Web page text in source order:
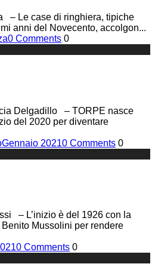
– Le case di ringhiera, tipiche
anni del Novecento, accolgon...
0 Comments 0
Delgadillo – TORPE nasce
del 2020 per diventare
Gennaio 20210 Comments 0
– L’inizio è del 1926 con la
Mussolini per rendere
0 Comments 0